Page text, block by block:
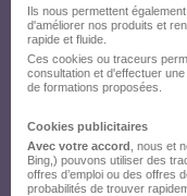
Créez votre
envoyez
Ils nous permettent
d'améliorer nos produits et
rapide et fluide.
Ces cookies ou traceurs
consultation et d'effectuer
de formations proposées.
Cookies publicitaires
Avec votre accord , nous et
Bing,) pouvons utiliser des
offres d’emploi ou des offres
probabilités de trouver